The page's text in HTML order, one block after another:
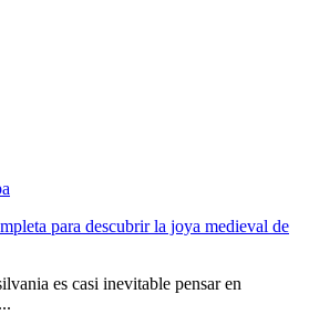
para descubrir la joya medieval de
es casi inevitable pensar en